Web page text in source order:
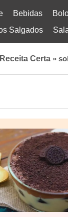
Bebidas
Salgados
Receita Certa »